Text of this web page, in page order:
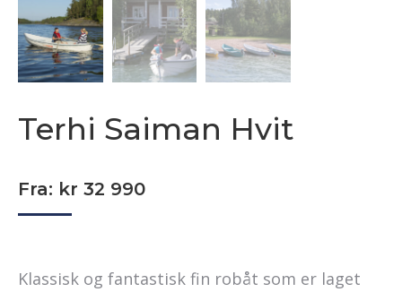
Terhi Saiman Hvit
Fra: kr 32 990
Klassisk og fantastisk fin robåt som er laget